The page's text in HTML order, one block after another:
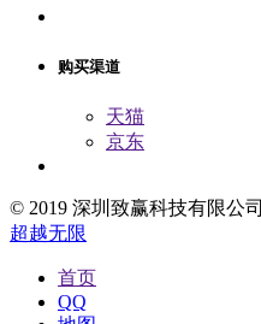
购买渠道
天猫
京东
© 2019 深圳致赢科技有限公司
超越无限
首页
QQ